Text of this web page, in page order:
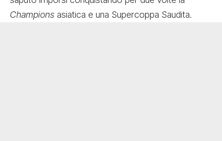
Champions asiatica e una Supercoppa Saudita.